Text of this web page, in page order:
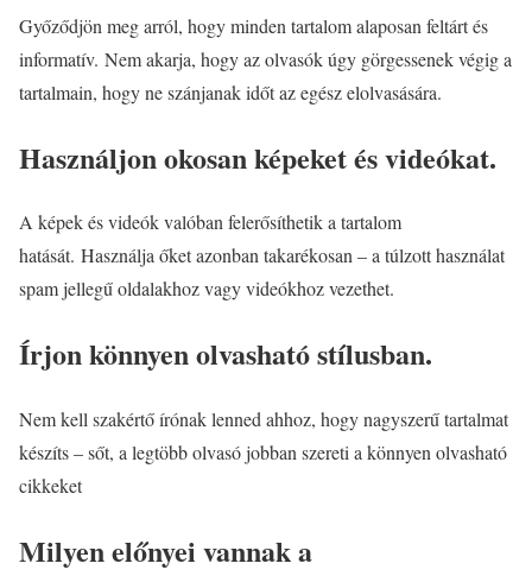
Győződjön meg arról, hogy minden tartalom alaposan feltárt és
informatív. Nem akarja, hogy az olvasók úgy görgessenek végig a
tartalmain, hogy ne szánjanak időt az egész elolvasására.
Használjon okosan képeket és videókat.
A képek és videók valóban felerősíthetik a tartalom
hatását. Használja őket azonban takarékosan – a túlzott használat
spam jellegű oldalakhoz vagy videókhoz vezethet.
Írjon könnyen olvasható stílusban.
Nem kell szakértő írónak lenned ahhoz, hogy nagyszerű tartalmat
készíts – sőt, a legtöbb olvasó jobban szereti a könnyen olvasható
cikkeket
Milyen előnyei vannak a